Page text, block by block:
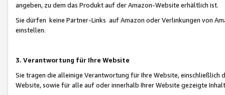
angeben, zu dem das Produkt auf der Amazon-Website erhältlich ist.
Sie dürfen keine Partner-Links auf Amazon oder Verlinkungen von
einstellen.
3. Verantwortung für Ihre Website
Sie tragen die alleinige Verantwortung für Ihre Website,
Website, sowie für alle auf oder innerhalb Ihrer Website gezeigte